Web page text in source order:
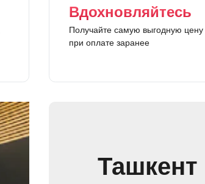
Вдохновляйтесь
Получайте самую выгодную цену
при оплате заранее
Ташкент